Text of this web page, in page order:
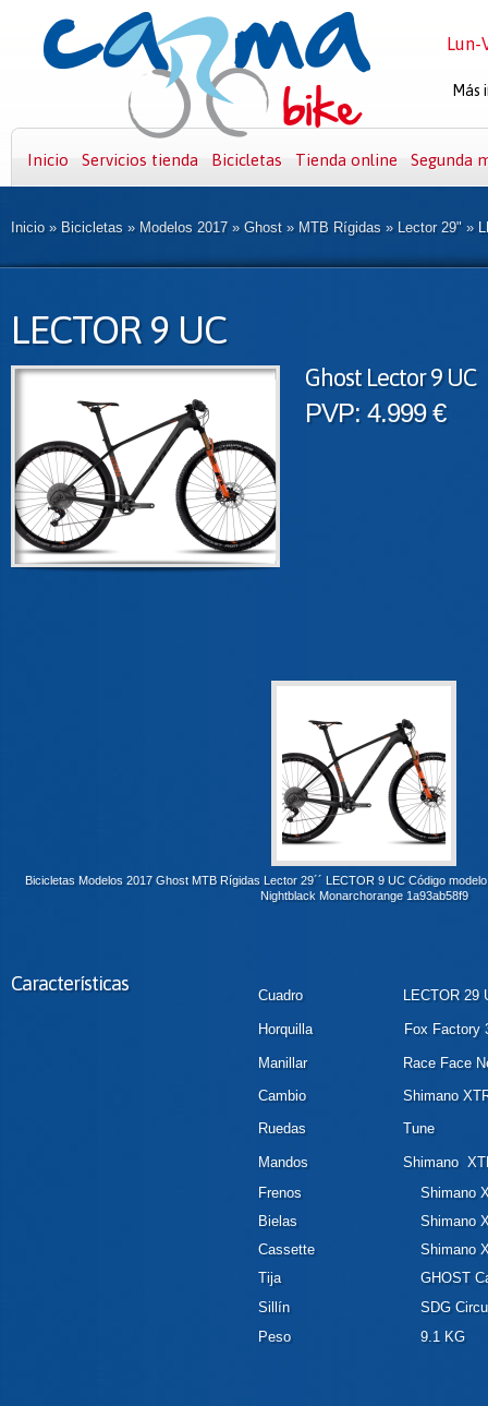
Inicio Servicios tienda Bicicletas Tienda online Segunda
Inicio » Bicicletas » Modelos 2017 » Ghost » MTB Rígidas » Lector 29" »
LECTOR 9 UC
Ghost Lector 9 UC
PVP: 4.999 €
Bicicletas Modelos 2017 Ghost MTB Rígidas Lector 29´´ LECTOR 9 UC Código
Nightblack Monarchorange 1a93ab58f9
Características
Cuadro LECTOR 29
Horquilla Fox Factory
Manillar
Race Face
Cambio
Shimano
Ruedas
Tune
Mandos
Shimano
Frenos
Shimano
Bielas
Shimano
Cassette
Shimano
Tija
GHOST
Sillín
SDG
Peso
9.1 KG
Lun-
Más